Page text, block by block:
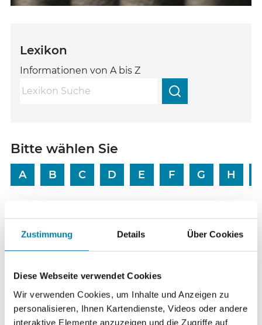
Zustimmung Details Über Cookies
Diese Webseite verwendet Cookies
Wir verwenden Cookies, um Inhalte und Anzeigen zu
personalisieren, Ihnen Kartendienste, Videos oder andere
interaktive Elemente anzuzeigen und die Zugriffe auf
Lexikon
Informationen von A bis Z
Bitte wählen Sie
A B C D E F G H
Passende Lexikon-Einträge
Ab Aberglaube
Ab Abrahamische Ökumene
Ac Achtsamkeit